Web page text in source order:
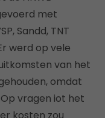
met
Sandd, TNT
werd op vele
van het
omdat
vragen iot het
kosten zou